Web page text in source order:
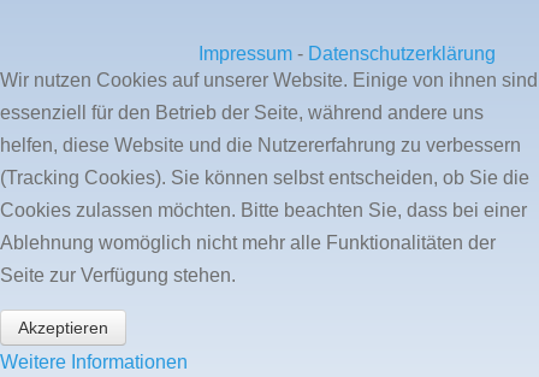
Impressum- Datenschutzerklärung
Wir nutzen Cookies auf unserer Website. Einige von ihnen sind
essenziell für den Betrieb der Seite, während andere uns
helfen, diese Website und die Nutzererfahrung zu verbessern
(Tracking Cookies). Sie können selbst entscheiden, ob Sie die
Cookies zulassen möchten. Bitte beachten Sie, dass bei einer
Ablehnung womöglich nicht mehr alle Funktionalitäten der
Seite zur Verfügung stehen.
Akzeptieren
Weitere Informationen